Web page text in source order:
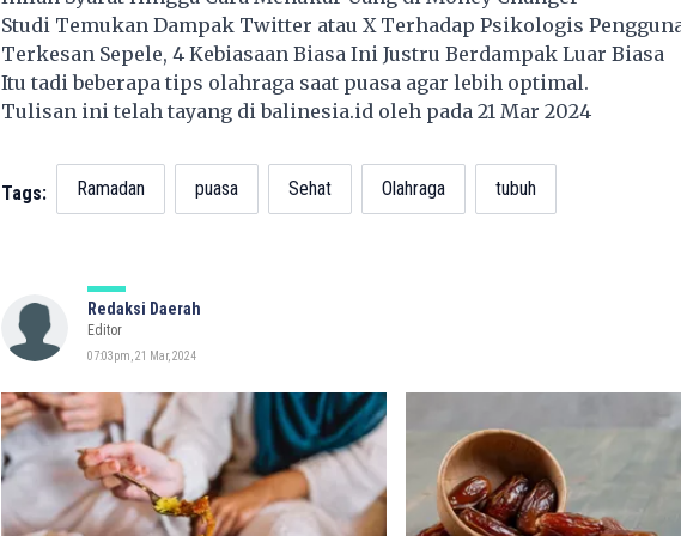
Studi Temukan Dampak Twitter atau X Terhadap Psikologis
Terkesan Sepele, 4 Kebiasaan Biasa Ini Justru Berdampak Luar Biasa
Itu tadi beberapa tips olahraga saat puasa agar lebih optimal.
Tulisan ini telah tayang dibalinesia.idoleh pada 21 Mar 2024
Tags: Ramadan puasa Sehat Olahraga tubuh
Redaksi Daerah
Editor
07:03pm, 21 Mar, 2024